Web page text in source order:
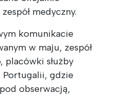
medyczny.
komunikacie
w maju, zespół
placówki służby
Portugalii, gdzie
obserwacją,